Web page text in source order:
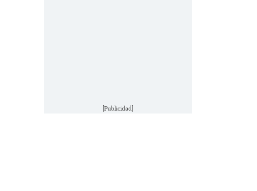
[Publicidad]